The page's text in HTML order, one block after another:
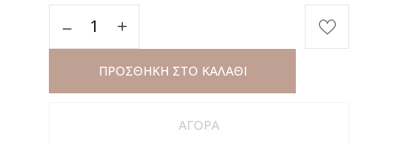
ΠΡΟΣΘΗΚΗ ΣΤΟ ΚΑΛΑΘΙ
ΑΓΟΡΑ